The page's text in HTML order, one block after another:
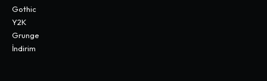
Gothic
Y2K
Grunge
İndirim